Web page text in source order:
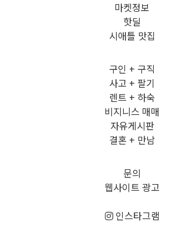
마켓정보
핫딜
시애틀 맛집
구인 + 구직
사고 + 팔기
렌트 + 하숙
비지니스 매매
자유게시판
결혼 + 만남
문의
웹사이트 광고
인스타그램